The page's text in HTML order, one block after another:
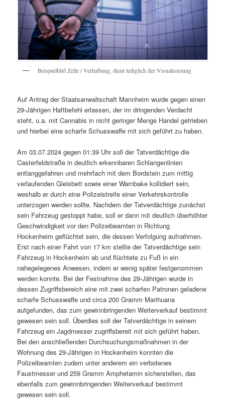
Beispielbild Zelle / Verhaftung, dient lediglich der Visualisierung
Auf Antrag der Staatsanwaltschaft Mannheim wurde gegen einen
29-Jährigen Haftbefehl erlassen, der im dringenden Verdacht
steht, u.a. mit Cannabis in nicht geringer Menge Handel getrieben
und hierbei eine scharfe Schusswaffe mit sich geführt zu haben.
Am 03.07.2024 gegen 01:39 Uhr soll der Tatverdächtige die
Casterfeldstraße in deutlich erkennbaren Schlangenlinien
entlanggefahren und mehrfach mit dem Bordstein zum mittig
verlaufenden Gleisbett sowie einer Warnbake kollidiert sein,
weshalb er durch eine Polizeistreife einer Verkehrskontrolle
unterzogen werden sollte. Nachdem der Tatverdächtige zunächst
sein Fahrzeug gestoppt habe, soll er dann mit deutlich überhöhter
Geschwindigkeit vor den Polizeibeamten in Richtung
Hockenheim geflüchtet sein, die dessen Verfolgung aufnahmen.
Erst nach einer Fahrt von 17 km stellte der Tatverdächtige sein
Fahrzeug in Hockenheim ab und flüchtete zu Fuß in ein
nahegelegenes Anwesen, indem er wenig später festgenommen
werden konnte. Bei der Festnahme des 29-Jährigen wurde in
dessen Zugriffsbereich eine mit zwei scharfen Patronen geladene
scharfe Schusswaffe und circa 200 Gramm Marihuana
aufgefunden, das zum gewinnbringenden Weiterverkauf bestimmt
gewesen sein soll. Überdies soll der Tatverdächtige in seinem
Fahrzeug ein Jagdmesser zugriffsbereit mit sich geführt haben.
Bei den anschließenden Durchsuchungsmaßnahmen in der
Wohnung des 29-Jährigen in Hockenheim konnten die
Polizeibeamten zudem unter anderem ein verbotenes
Faustmesser und 259 Gramm Amphetamin sicherstellen, das
ebenfalls zum gewinnbringenden Weiterverkauf bestimmt
gewesen sein soll.